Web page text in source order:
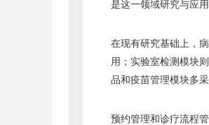
是这一领域研究与应用
在现有研究基础上，
用；实验室检测模块
品和疫苗管理模块多
预约管理和诊疗流程